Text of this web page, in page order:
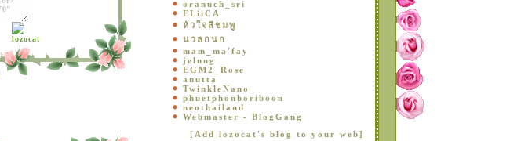
oranuch_sri
ELiiCA
หัวใจสีชมพู
นวลกนก
mam_ma'fay
jelung
EGM2_Rose
anutta
TwinkleNano
phuetphonboriboon
neothailand
Webmaster - BlogGang
[Add lozocat's blog to your web]